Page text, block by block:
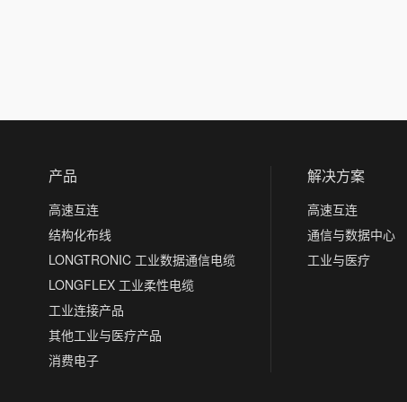
产品
高速互连
结构化布线
LONGTRONIC 工业数据通信电缆
LONGFLEX 工业柔性电缆
工业连接产品
其他工业与医疗产品
消费电子
解决方案
高速互连
通信与数据中心
工业与医疗